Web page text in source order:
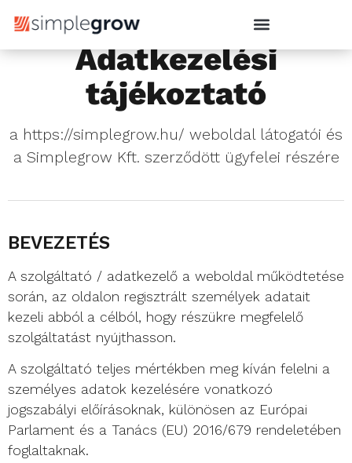
Adatkezelési
tájékoztató
a https://simplegrow.hu/ weboldal látogatói és
a Simplegrow Kft. szerződött ügyfelei részére
BEVEZETÉS
A szolgáltató / adatkezelő a weboldal működtetése
során, az oldalon regisztrált személyek adatait
kezeli abból a célból, hogy részükre megfelelő
szolgáltatást nyújthasson.
A szolgáltató teljes mértékben meg kíván felelni a
személyes adatok kezelésére vonatkozó
jogszabályi előírásoknak, különösen az Európai
Parlament és a Tanács (EU) 2016/679 rendeletében
foglaltaknak.